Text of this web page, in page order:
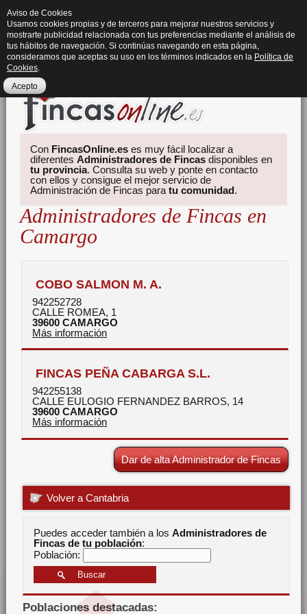
Con FincasOnline.es es muy fácil localizar a
diferentesAdministradores de Fincas disponibles en
tu provincia. Consulta su web y ponte en contacto
con ellos y consigue el mejor servicio de
Administración de Fincas paratu comunidad.
Administradores de Fincas en
Camargo
COBO SALMON M. A.
942252728
CALLE ROMEA, 1
39600 CAMARGO
Más información
FINCAS PEÑA CABARGA S.L.
942255138
CALLE EULOGIO FERNANDEZ BARROS, 14
39600 CAMARGO
Más información
Dar de alta Administrador de Fincas
Volver a Cantabria
Puedes acceder también a losAdministradores de
Fincas de tu población:
Población:
Poblaciones destacadas:
Aviso de Cookies
Usamos cookies propias y de terceros para mejorar nuestros servicios y
mostrarte publicidad relacionada con tus preferencias mediante el análisis de
tus hábitos de navegación. Si continúas navegando en esta página,
consideramos que aceptas su uso en los términos indicados en la Política de
Cookies.
Acepto